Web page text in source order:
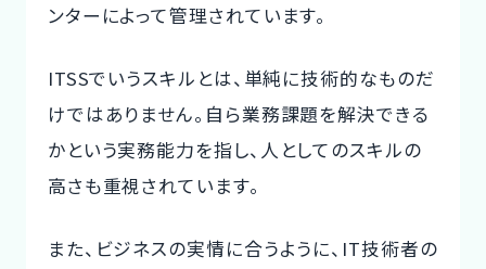
ンターによって管理されています。
ITSSでいうスキルとは、単純に技術的なものだ
けではありません。自ら業務課題を解決できる
かという実務能力を指し、人としてのスキルの
高さも重視されています。
また、ビジネスの実情に合うように、IT技術者の